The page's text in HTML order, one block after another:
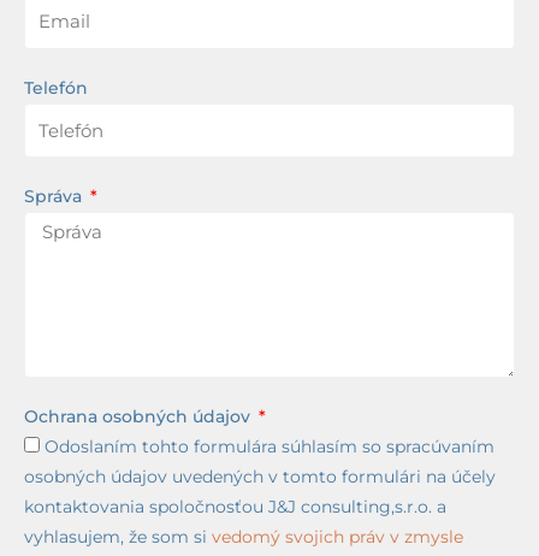
Telefón
Správa
Ochrana osobných údajov
Odoslaním tohto formulára súhlasím so spracúvaním
osobných údajov uvedených v tomto formulári na účely
kontaktovania spoločnosťou J&J consulting,s.r.o. a
vyhlasujem, že som si vedomý svojich práv v zmysle